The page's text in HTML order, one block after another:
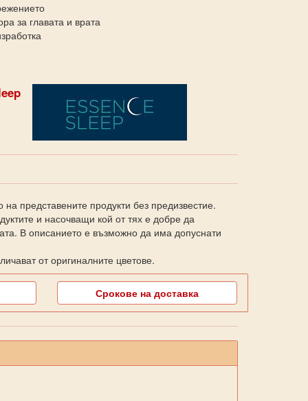
за главата и врата
представените продукти без предизвестие.
и насочващи кой от тях е добре да
В описанието е възможно да има допуснати
от оригиналните цветове.
Срокове на доставка